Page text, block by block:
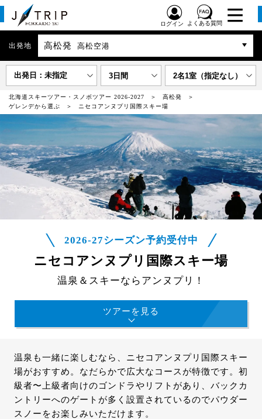
ログイン よくある質問
出発地 高松発 高松空港
出発日：未指定 3日間 2名1室（指定なし）
北海道スキーツアー・スノボツアー 2026-2027
高松発
ゲレンデから選ぶ
ニセコアンヌプリ国際スキー場
2026-27シーズン予約受付中
ニセコアンヌプリ国際スキー場
温泉＆スキーならアンヌプリ！
ツアーを見る
温泉も一緒に楽しむなら、ニセコアンヌプリ国際スキー
場がおすすめ。なだらかで広大なコースが特徴です。初
級者〜上級者向けのゴンドラやリフトがあり、バックカ
ントリーへのゲートが多く設置されているのでパウダー
スノーをお楽しみいただけます。